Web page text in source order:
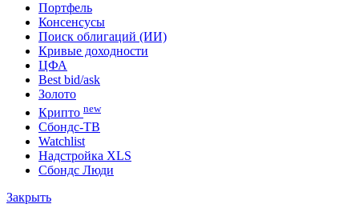
Портфель
Консенсусы
Поиск облигаций (ИИ)
Кривые доходности
ЦФА
Best bid/ask
Золото
Крипто new
Сбондс-ТВ
Watchlist
Надстройка XLS
Сбондс Люди
Закрыть